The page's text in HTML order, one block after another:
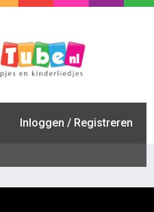
Inloggen / Registreren